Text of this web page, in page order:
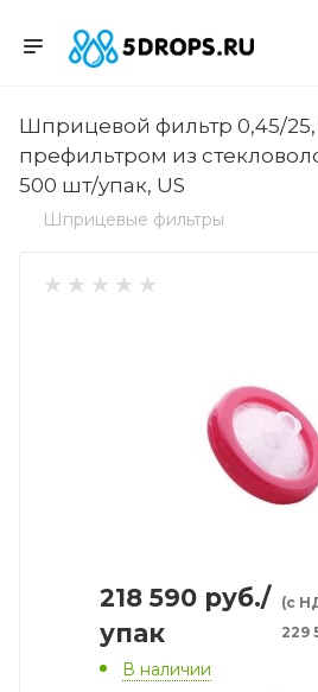
Шприцевой фильтр 0,45/25,
префильтром из
500 шт/упак, US
Шприцевые фильтры
218 590 руб./
упак
(с
229
В наличии